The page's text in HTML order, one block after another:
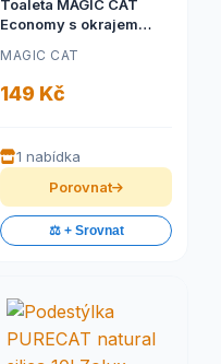
Toaleta MAGIC CAT
Economy s okrajem
MAGIC CAT
149 Kč
1 nabídka
Porovnat
⚖️ + Srovnat